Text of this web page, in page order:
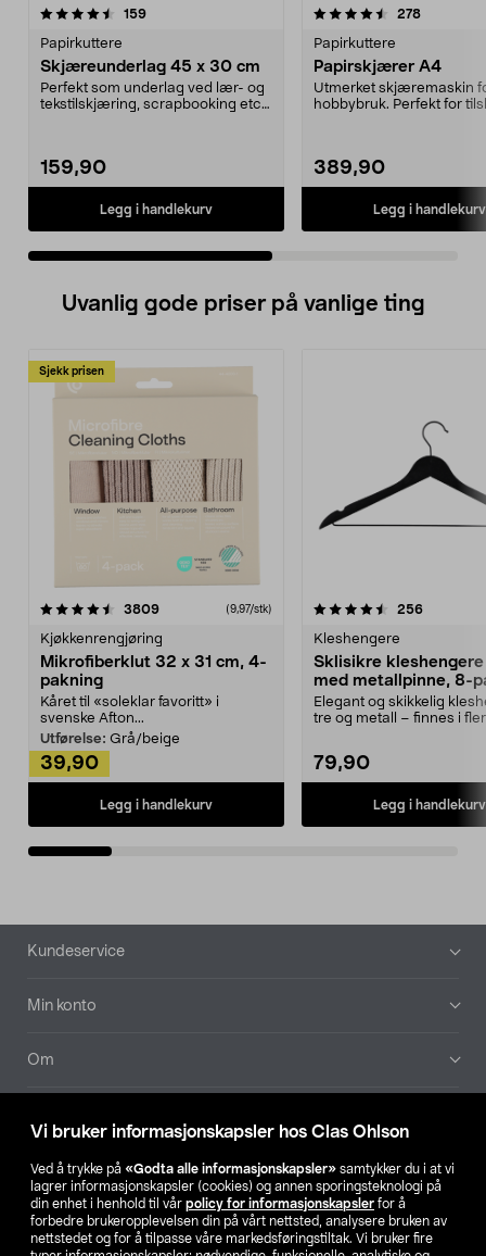
Vi bruker informasjonskapsler hos Clas Ohlson
Ved å trykke på «Godta alle informasjonskapsler» samtykker du i at vi
lagrer informasjonskapsler (cookies) og annen sporingsteknologi på
din enhet i henhold til vår policy for informasjonskapsler for å
forbedre brukeropplevelsen din på vårt nettsted, analysere bruken av
nettstedet og for å tilpasse våre markedsføringstiltak. Vi bruker fire
159anmeldelser
Papirkuttere
Skjæreunderlag 45 x 30 cm
Perfekt som underlag ved lær- og
tekstilskjæring, scrapbooking etc.
159,90
Legg i handlekurv
4.5 av 5 stjerner 278
Papirkuttere
Papirskjærer A4
Utmerket skjæremaskin
hobbybruk. Perfekt for
389,90
Legg i handlekurv
4.0 av 5 stjerner
Uvanlig gode priser på vanlige ting
Sjekk prisen
3809anmeldelser(9,97/stk)
Kjøkkenrengjøring
Mikrofiberklut 32 x 31 cm, 4-
pakning
Kåret til «soleklar favoritt» i
svenske Afton...
Utførelse: Grå/beige
39,90
Legg i handlekurv
4.5av 5 stjerner 256
Kleshengere
Sklisikre
med metallpinne, 8-
Elegant og skikkelig
tre og metall – finnes i
79,90
Legg i handlekurv
4.5av 5 stjerner
Bunntekst
Kundeservice
Min konto
Om
Våre selskaper
Finn din butikk